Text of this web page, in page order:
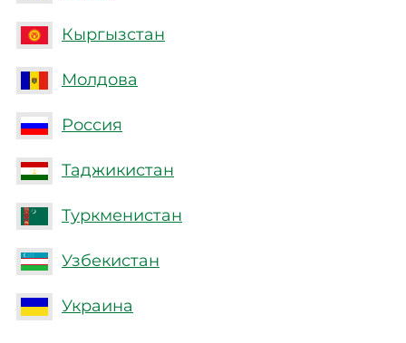
Кыргызстан
Молдова
Россия
Таджикистан
Туркменистан
Узбекистан
Украина